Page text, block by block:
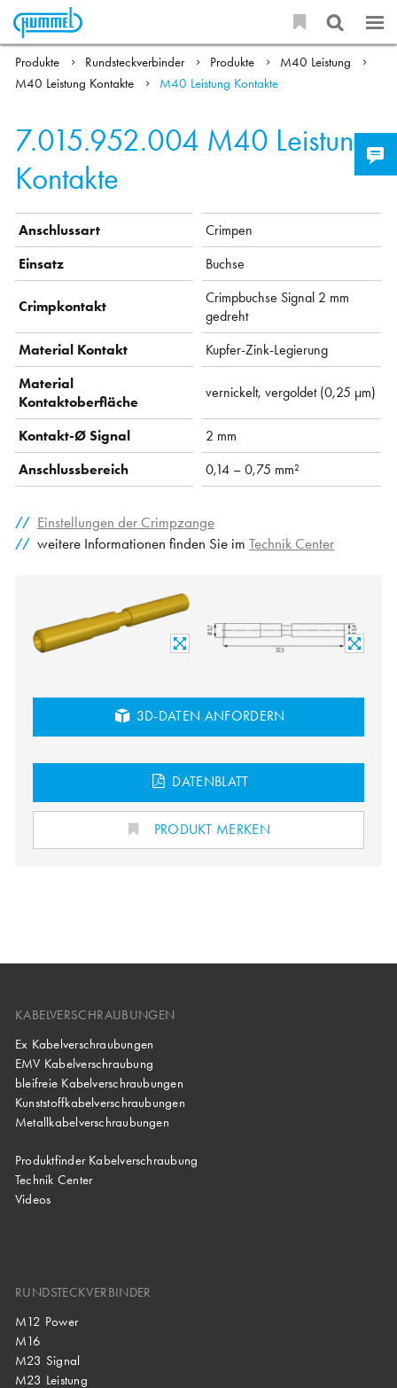
Produkte Rundsteckverbinder Produkte
M40 Leistung
M40 Leistung Kontakte
M40 Leistung Kontakte
7.015.952.004 M40 Leistung
Kontakte
Anschlussart
Crimpen
Einsatz
Buchse
Crimpkontakt
Crimpbuchse Signal 2 mm
gedreht
Material Kontakt
Kupfer-Zink-Legierung
Material
Kontaktoberfläche
vernickelt, vergoldet (0,25 µm)
Kontakt-Ø Signal
2 mm
Anschlussbereich
0,14 – 0,75 mm²
Einstellungen der Crimpzange
weitere Informationen finden Sie im Technik Center
3D-DATEN ANFORDERN
DATENBLATT
PRODUKT MERKEN
KABELVERSCHRAUBUNGEN
Ex Kabelverschraubungen
EMV Kabelverschraubung
bleifreie Kabelverschraubungen
Kunststoffkabelverschraubungen
Metallkabelverschraubungen
Produktfinder Kabelverschraubung
Technik Center
Videos
RUNDSTECKVERBINDER
M12 Power
M16
M23 Signal
M23 Leistung